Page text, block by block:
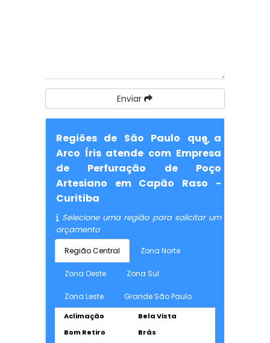
Enviar
Regiões de São Paulo que a
Arco Íris atende com Empresa
de Perfuração de Poço
Artesiano em Capão Raso -
Curitiba
Selecione uma região para solicitar um
orçamento
Região Central Zona Norte
Zona Oeste Zona Sul
Zona Leste Grande São Paulo
Aclimação
Bela Vista
Bom Retiro
Brás